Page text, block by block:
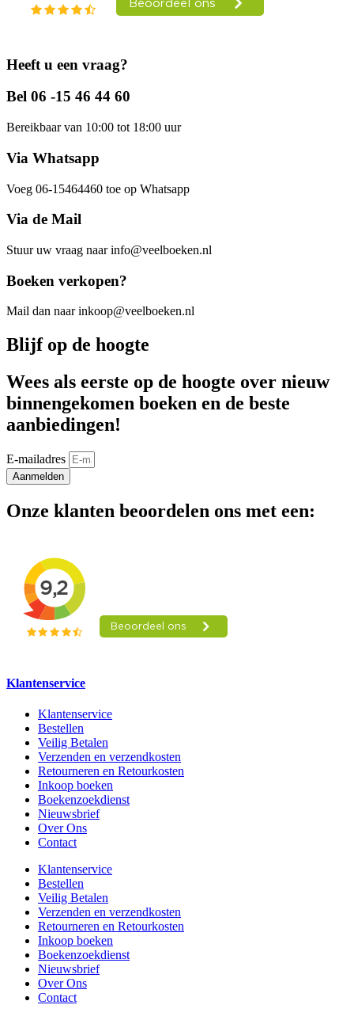
Heeft u een vraag?
Bel 06 -15 46 44 60
Bereikbaar van 10:00 tot 18:00 uur
Via Whatsapp
Voeg 06-15464460 toe op Whatsapp
Via de Mail
Stuur uw vraag naar info@veelboeken.nl
Boeken verkopen?
Mail dan naar inkoop@veelboeken.nl
Blijf op de hoogte
Wees als eerste op de hoogte over nieuw
binnengekomen boeken en de beste
aanbiedingen!
E-mailadres
Aanmelden
Onze klanten beoordelen ons met een:
Klantenservice
Klantenservice
Bestellen
Veilig Betalen
Verzenden en verzendkosten
Retourneren en Retourkosten
Inkoop boeken
Boekenzoekdienst
Nieuwsbrief
Over Ons
Contact
Klantenservice
Bestellen
Veilig Betalen
Verzenden en verzendkosten
Retourneren en Retourkosten
Inkoop boeken
Boekenzoekdienst
Nieuwsbrief
Over Ons
Contact